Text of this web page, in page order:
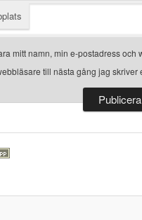
mitt namn, min e-postadress och
till nästa gång jag skriver